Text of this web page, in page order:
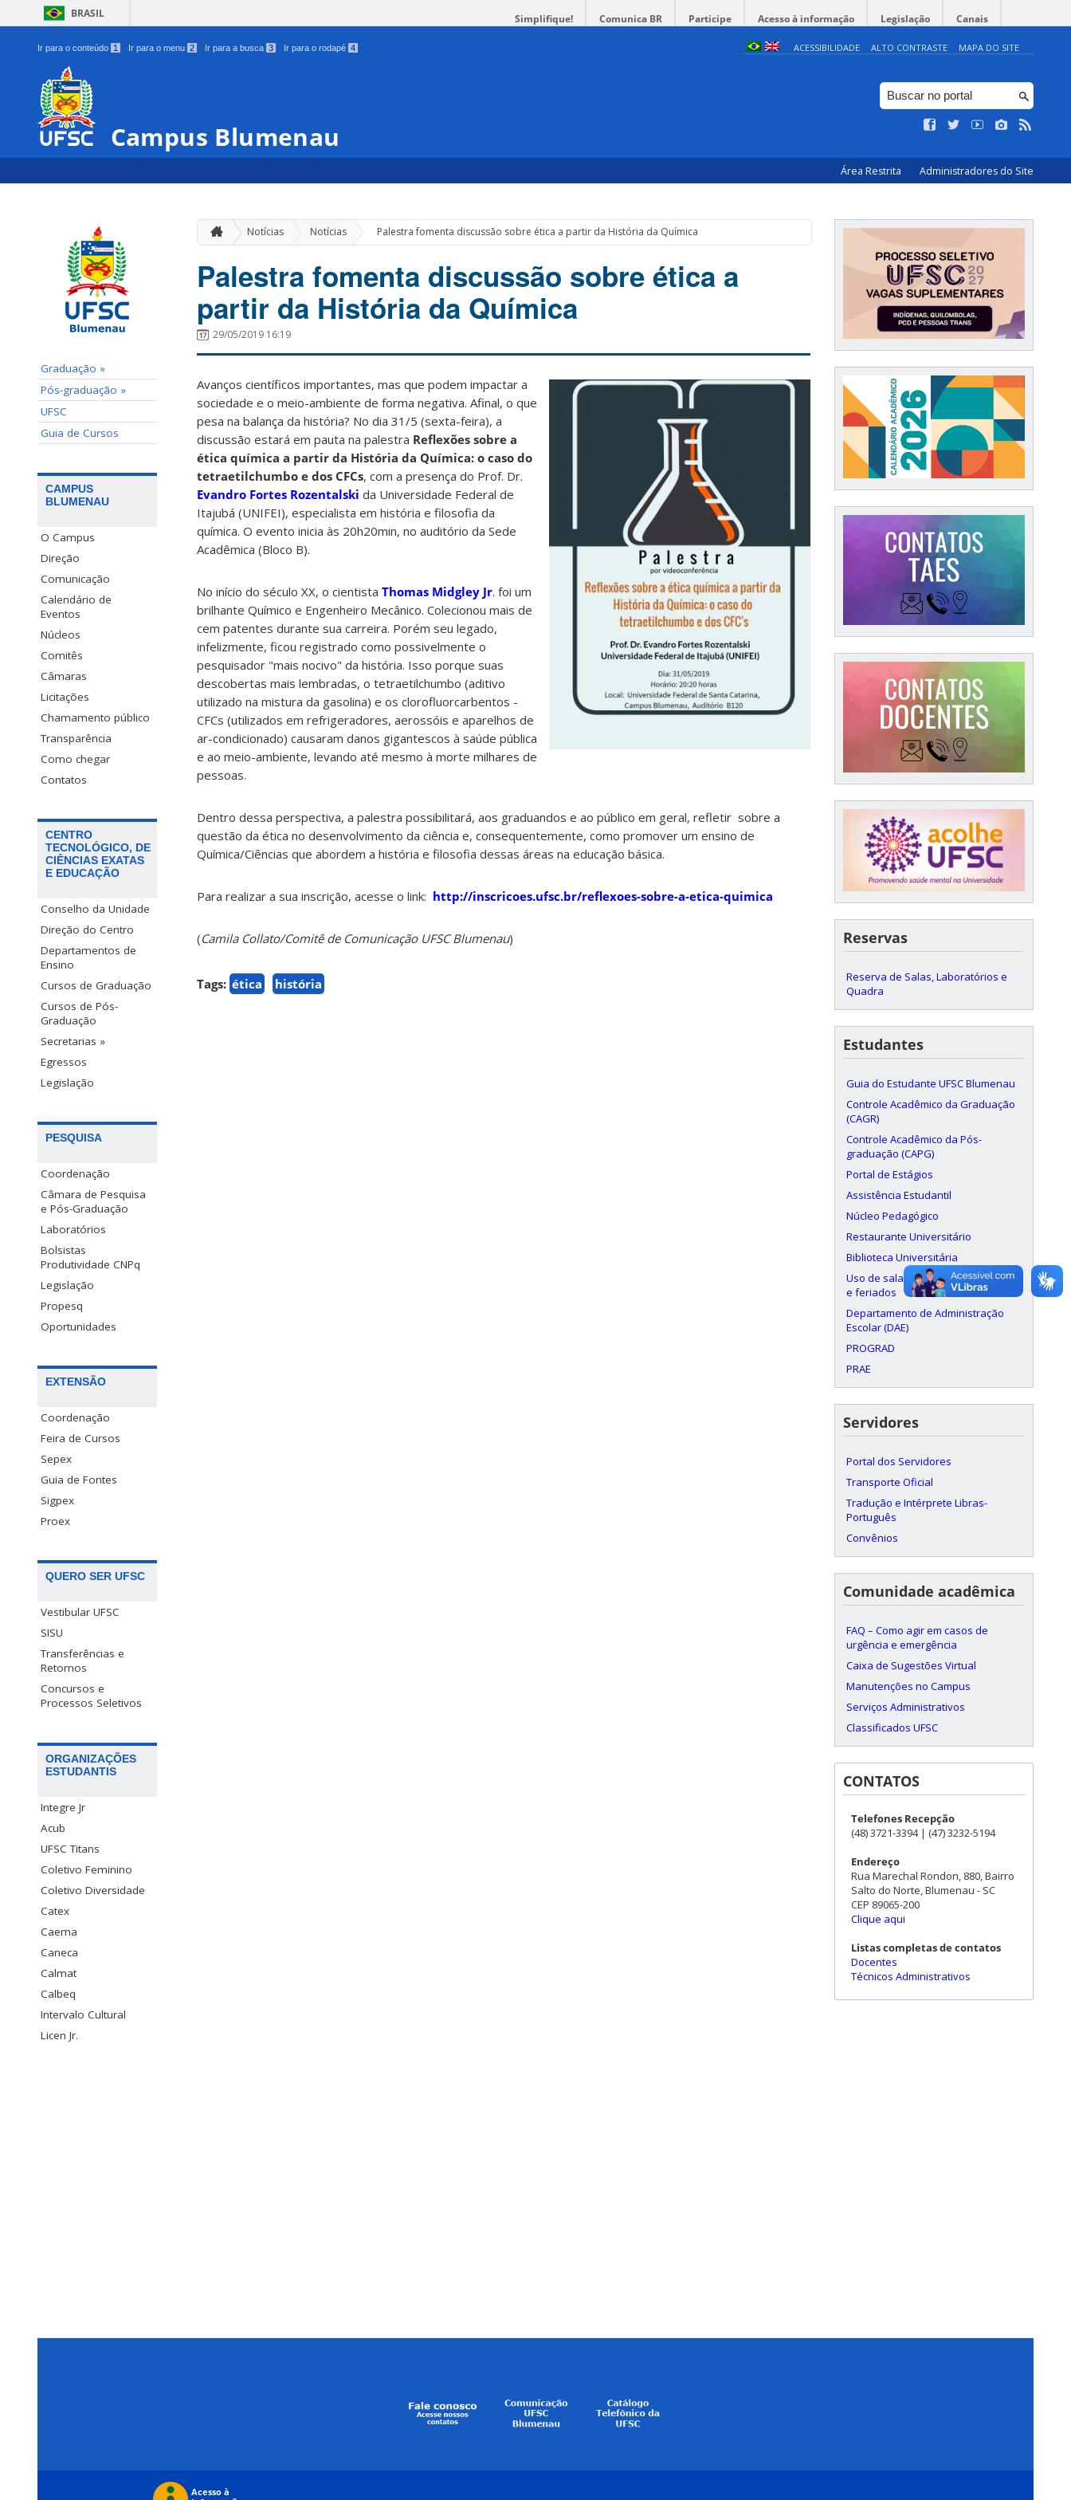
BRASIL Simplifique! Comunica BR Participe Acesso à informação Legislação Canais
Ir para o conteúdo 1 Ir para o menu 2 Ir para a busca 3 Ir para o rodapé 4 ACESSIBILIDADE ALTO CONTRASTE MAPA DO SITE
Campus Blumenau
Área Restrita Administradores do Site
Graduação »
Pós-graduação »
UFSC
Guia de Cursos
CAMPUS
BLUMENAU
O Campus
Direção
Comunicação
Calendário de
Eventos
Núcleos
Comitês
Câmaras
Licitações
Chamamento público
Transparência
Como chegar
Contatos
CENTRO
TECNOLÓGICO, DE
CIÊNCIAS EXATAS
E EDUCAÇÃO
Conselho da Unidade
Direção do Centro
Departamentos de
Ensino
Cursos de Graduação
Cursos de Pós-
Graduação
Secretarias »
Egressos
Legislação
PESQUISA
Coordenação
Câmara de Pesquisa
e Pós-Graduação
Laboratórios
Bolsistas
Produtividade CNPq
Legislação
Propesq
Oportunidades
EXTENSÃO
Coordenação
Feira de Cursos
Sepex
Guia de Fontes
Sigpex
Proex
QUERO SER UFSC
Vestibular UFSC
SISU
Transferências e
Retornos
Concursos e
Processos Seletivos
ORGANIZAÇÕES
ESTUDANTIS
Integre Jr
Acub
UFSC Titans
Coletivo Feminino
Coletivo Diversidade
Catex
Caema
Caneca
Calmat
Calbeq
Intervalo Cultural
Licen Jr.
Notícias Notícias » Palestra fomenta discussão sobre ética a partir da História da Química
Palestra fomenta discussão sobre ética a
partir da História da Química
29/05/2019 16:19
Avanços científicos importantes, mas que podem impactar a
sociedade e o meio-ambiente de forma negativa. Afinal, o que
pesa na balança da história? No dia 31/5 (sexta-feira), a
discussão estará em pauta na palestra Reflexões sobre a
ética química a partir da História da Química: o caso do
tetraetilchumbo e dos CFCs, com a presença do Prof. Dr.
Evandro Fortes Rozentalski da Universidade Federal de
Itajubá (UNIFEI), especialista em história e filosofia da
química. O evento inicia às 20h20min, no auditório da Sede
Acadêmica (Bloco B).
No início do século XX, o cientista Thomas Midgley Jr. foi um
brilhante Químico e Engenheiro Mecânico. Colecionou mais de
cem patentes durante sua carreira. Porém seu legado,
infelizmente, ficou registrado como possivelmente o
pesquisador "mais nocivo" da história. Isso porque suas
descobertas mais lembradas, o tetraetilchumbo (aditivo
utilizado na mistura da gasolina) e os clorofluorcarbentos -
CFCs (utilizados em refrigeradores, aerossóis e aparelhos de
ar-condicionado) causaram danos gigantescos à saúde pública
e ao meio-ambiente, levando até mesmo à morte milhares de
pessoas.
Dentro dessa perspectiva, a palestra possibilitará, aos graduandos e ao público em geral, refletir sobre a
questão da ética no desenvolvimento da ciência e, consequentemente, como promover um ensino de
Química/Ciências que abordem a história e filosofia dessas áreas na educação básica.
Para realizar a sua inscrição, acesse o link: http://inscricoes.ufsc.br/reflexoes-sobre-a-etica-quimica
(Camila Collato/Comitê de Comunicação UFSC Blumenau)
Tags: ética história
Reservas
Reserva de Salas, Laboratórios e
Quadra
Estudantes
Guia do Estudante UFSC Blumenau
Controle Acadêmico da Graduação
(CAGR)
Controle Acadêmico da Pós-
graduação (CAPG)
Portal de Estágios
Assistência Estudantil
Núcleo Pedagógico
Restaurante Universitário
Biblioteca Universitária
Uso de salas aos finais de semana
e feriados
Departamento de Administração
Escolar (DAE)
PROGRAD
PRAE
Servidores
Portal dos Servidores
Transporte Oficial
Tradução e Intérprete Libras-
Português
Convênios
Comunidade acadêmica
FAQ – Como agir em casos de
urgência e emergência
Caixa de Sugestões Virtual
Manutenções no Campus
Serviços Administrativos
Classificados UFSC
CONTATOS
Telefones Recepção
(48) 3721-3394 | (47) 3232-5194
Endereço
Rua Marechal Rondon, 880, Bairro
Salto do Norte, Blumenau - SC
CEP 89065-200
Clique aqui
Listas completas de contatos
Docentes
Técnicos Administrativos